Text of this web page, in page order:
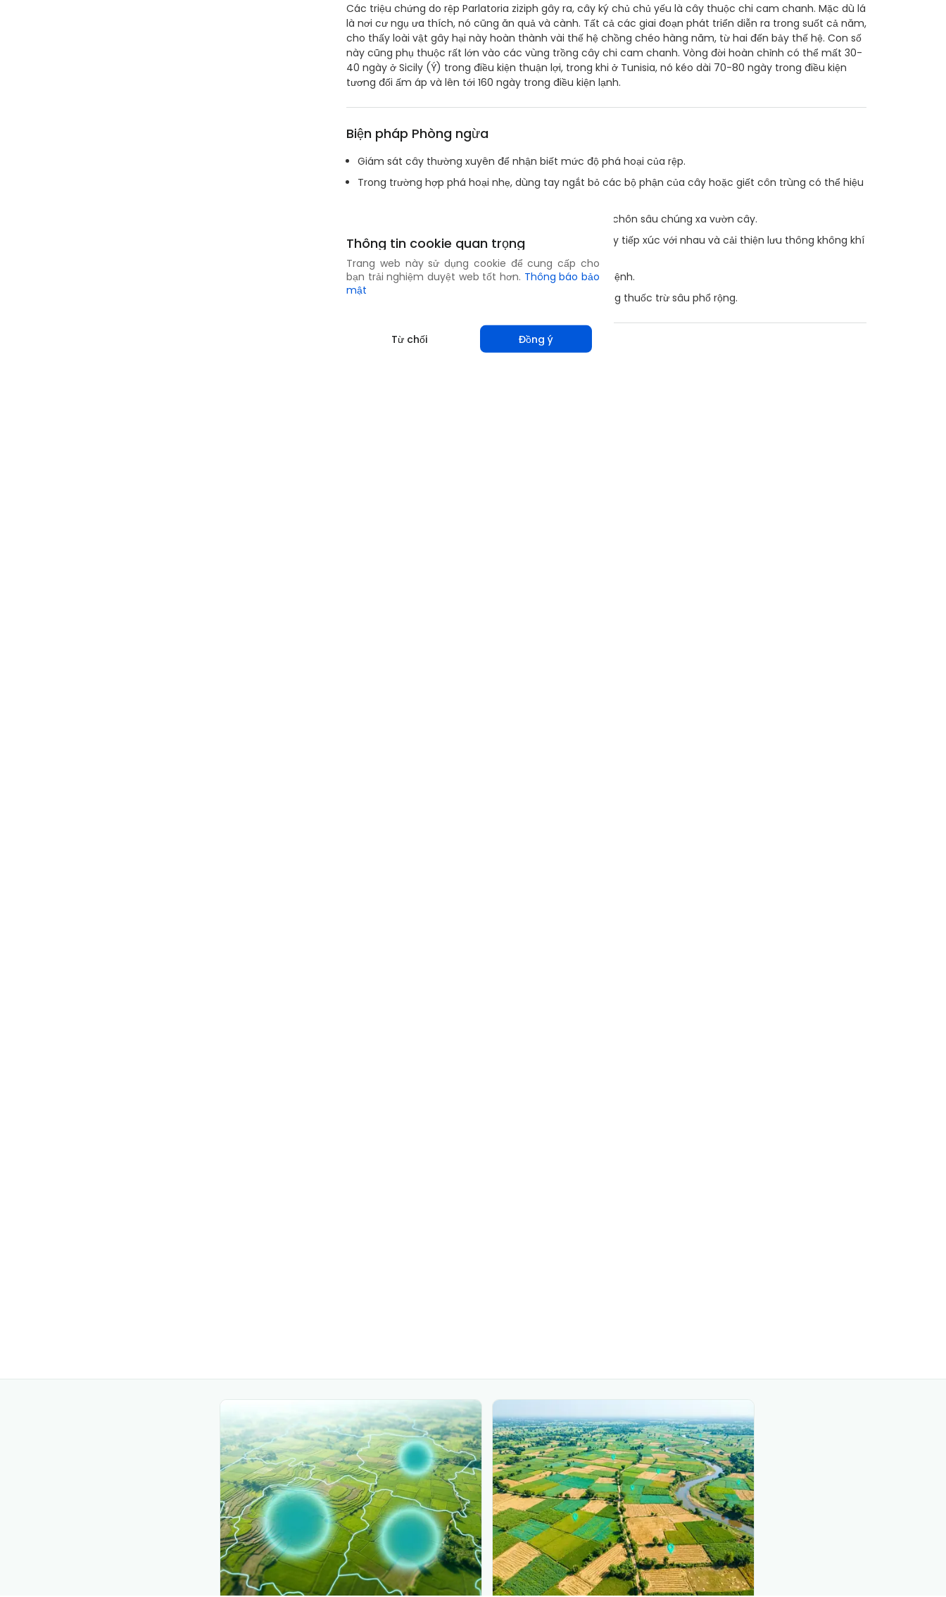
Các triệu chứng do rệp Parlatoria ziziph gây ra, cây ký chủ chủ yếu là cây thuộc chi cam chanh. Mặc dù lá
là nơi cư ngụ ưa thích, nó cũng ăn quả và cành. Tất cả các giai đoạn phát triển diễn ra trong suốt cả năm,
cho thấy loài vật gây hại này hoàn thành vài thế hệ chồng chéo hàng năm, từ hai đến bảy thế hệ. Con số
này cũng phụ thuộc rất lớn vào các vùng trồng cây chi cam chanh. Vòng đời hoàn chỉnh có thể mất 30-
40 ngày ở Sicily (Ý) trong điều kiện thuận lợi, trong khi ở Tunisia, nó kéo dài 70-80 ngày trong điều kiện
tương đối ấm áp và lên tới 160 ngày trong điều kiện lạnh.
Biện pháp Phòng ngừa
Giám sát cây thường xuyên để nhận biết mức độ phá hoại của rệp.
Trong trường hợp phá hoại nhẹ, dùng tay ngắt bỏ các bộ phận của cây hoặc giết côn trùng có thể hiệu
Loại bỏ các bộ phận cây bị nhiễm bệnh và đốt hoặc chôn sâu chúng xa vườn cây.
Cắt tỉa đầy đủ để ngăn chặn nhánh cây giữa các cây tiếp xúc với nhau và cải thiện lưu thông không khí
Tránh vận chuyển cây giống có khả năng bị nhiễm bệnh.
Để bảo vệ thiên địch cư trú trong vườn, tránh sử dụng thuốc trừ sâu phổ rộng.
Thông tin cookie quan trọng
Trang web này sử dụng cookie để cung cấp cho
bạn trải nghiệm duyệt web tốt hơn. Thông báo bảo
mật
Từ chối Đồng ý